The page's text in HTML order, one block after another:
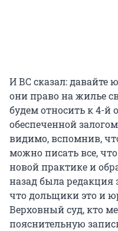
И ВС сказал: давайте
они право на жилье
будем относить к 4-й
обеспеченной
видимо, вспомнив,
можно писать все,
новой практике и
назад была редакция
что дольщики это и
Верховный суд, кто
пояснительную